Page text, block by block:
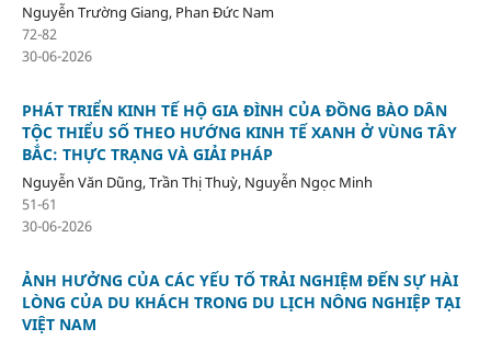
Nguyễn Trường Giang, Phan Đức Nam
72-82
30-06-2026
PHÁT TRIỂN KINH TẾ HỘ GIA ĐÌNH CỦA ĐỒNG BÀO DÂN
TỘC THIỂU SỐ THEO HƯỚNG KINH TẾ XANH Ở VÙNG TÂY
BẮC: THỰC TRẠNG VÀ GIẢI PHÁP
Nguyễn Văn Dũng, Trần Thị Thuỳ, Nguyễn Ngọc Minh
51-61
30-06-2026
ẢNH HƯỞNG CỦA CÁC YẾU TỐ TRẢI NGHIỆM ĐẾN SỰ HÀI
LÒNG CỦA DU KHÁCH TRONG DU LỊCH NÔNG NGHIỆP TẠI
VIỆT NAM